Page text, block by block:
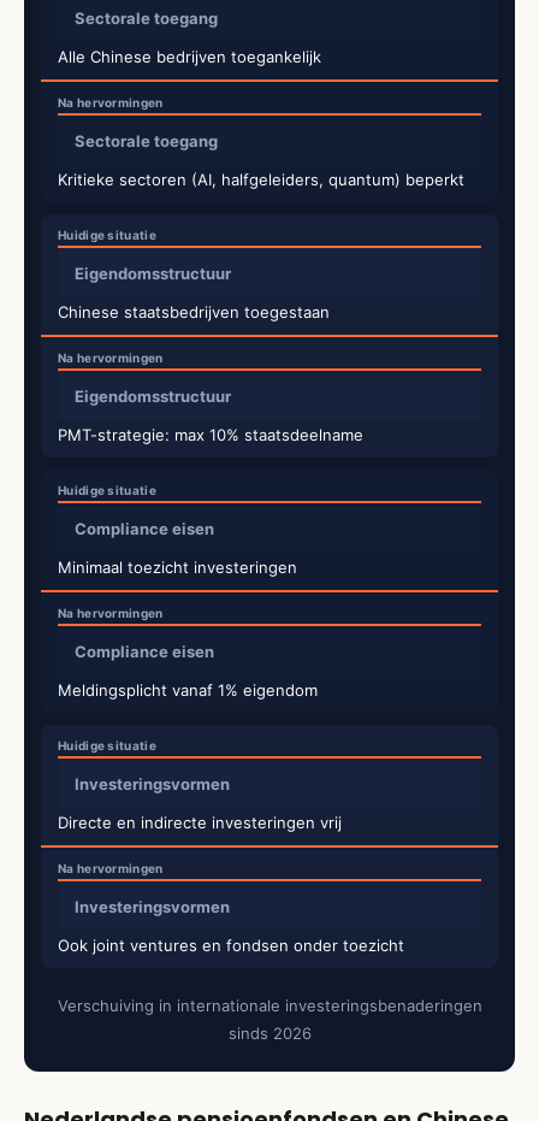
Sectorale toegang
Alle Chinese bedrijven toegankelijk
Sectorale toegang
Kritieke sectoren (AI, halfgeleiders, quantum) beperkt
Eigendomsstructuur
Chinese staatsbedrijven toegestaan
Eigendomsstructuur
PMT-strategie: max 10% staatsdeelname
Compliance eisen
Minimaal toezicht investeringen
Compliance eisen
Meldingsplicht vanaf 1% eigendom
Investeringsvormen
Directe en indirecte investeringen vrij
Investeringsvormen
Ook joint ventures en fondsen onder toezicht
Verschuiving in internationale investeringsbenaderingen
sinds 2026